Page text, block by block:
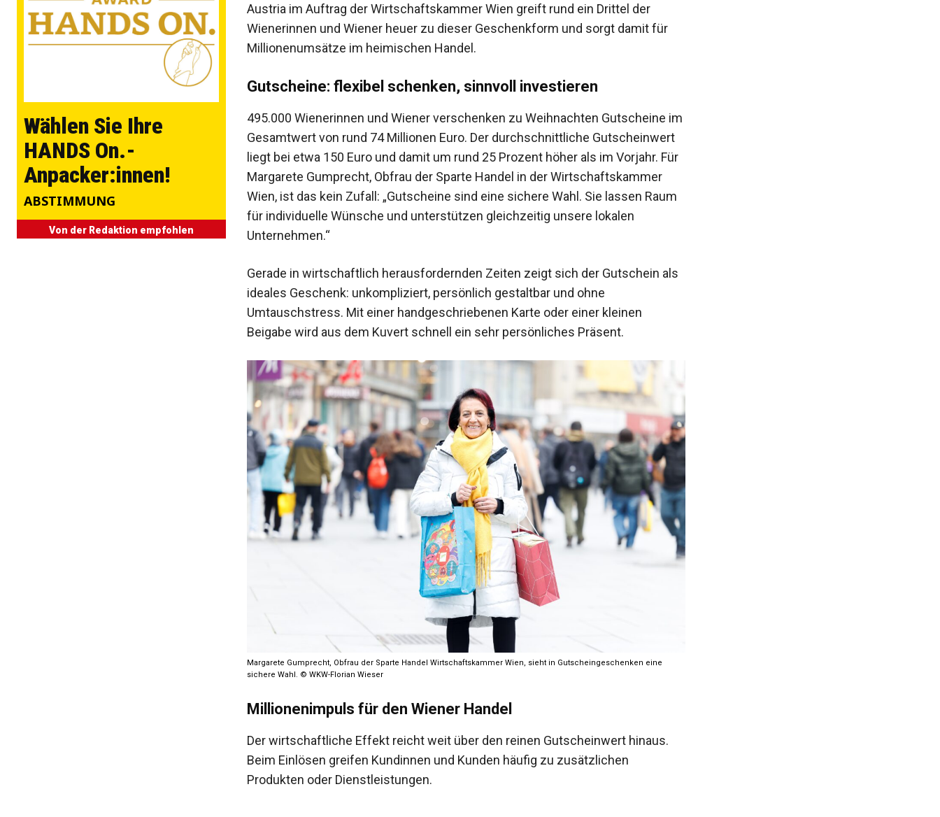
Wählen Sie Ihre
HANDS On.-
Anpacker:innen!
ABSTIMMUNG
Von der Redaktion empfohlen
Austria im Auftrag der Wirtschaftskammer Wien greift rund ein Drittel der
Wienerinnen und Wiener heuer zu dieser Geschenkform und sorgt damit für
Millionenumsätze im heimischen Handel.
Gutscheine: flexibel schenken, sinnvoll investieren
495.000 Wienerinnen und Wiener verschenken zu Weihnachten Gutscheine im
Gesamtwert von rund 74 Millionen Euro. Der durchschnittliche Gutscheinwert
liegt bei etwa 150 Euro und damit um rund 25 Prozent höher als im Vorjahr. Für
Margarete Gumprecht, Obfrau der Sparte Handel in der Wirtschaftskammer
Wien, ist das kein Zufall: „Gutscheine sind eine sichere Wahl. Sie lassen Raum
für individuelle Wünsche und unterstützen gleichzeitig unsere lokalen
Unternehmen.“
Gerade in wirtschaftlich herausfordernden Zeiten zeigt sich der Gutschein als
ideales Geschenk: unkompliziert, persönlich gestaltbar und ohne
Umtauschstress. Mit einer handgeschriebenen Karte oder einer kleinen
Beigabe wird aus dem Kuvert schnell ein sehr persönliches Präsent.
Margarete Gumprecht, Obfrau der Sparte Handel Wirtschaftskammer Wien, sieht in Gutscheingeschenken eine
sichere Wahl. © WKW-Florian Wieser
Millionenimpuls für den Wiener Handel
Der wirtschaftliche Effekt reicht weit über den reinen Gutscheinwert hinaus.
Beim Einlösen greifen Kundinnen und Kunden häufig zu zusätzlichen
Produkten oder Dienstleistungen.